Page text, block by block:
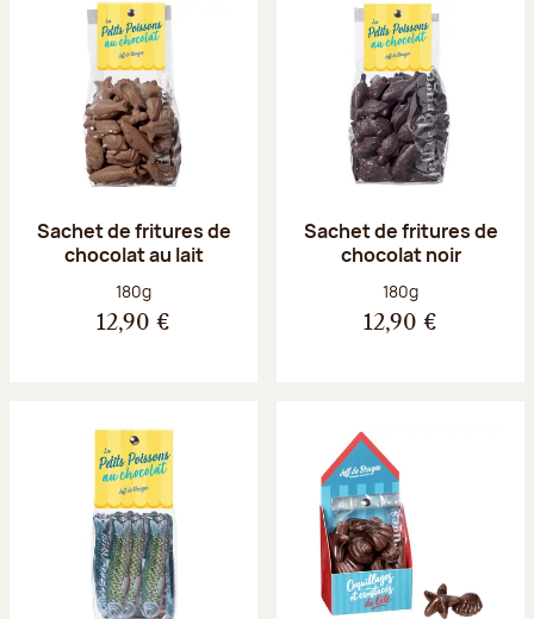
Sachet de fritures de
chocolat au lait
Poids net :
180g
12,90 €
Sachet de fritures de
chocolat noir
Poids net :
180g
12,90 €